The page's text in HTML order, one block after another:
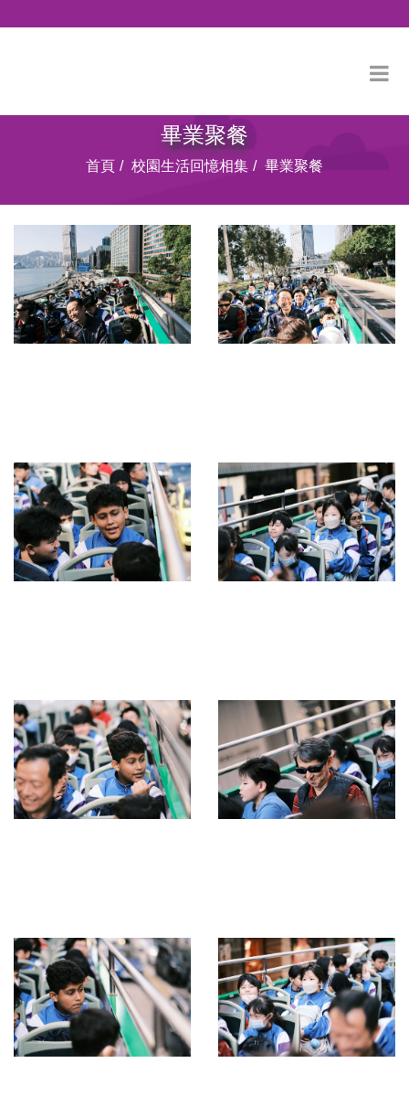
畢業聚餐
首頁 校園生活回憶相集 畢業聚餐